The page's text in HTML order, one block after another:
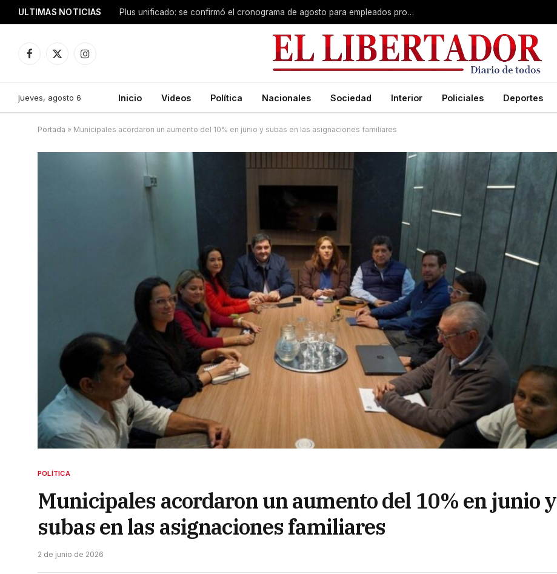
ULTIMAS NOTICIAS Plus unificado: se confirmó el cronograma de agosto para empleados provinciales
Facebook
X
Instagram
jueves, agosto 6 Inicio Videos Política Nacionales Sociedad Interior Policiales Deportes
Portada » Municipales acordaron un aumento del 10% en junio y subas en las asignaciones familiares
POLÍTICA
Municipales acordaron un aumento del 10% en junio y
subas en las asignaciones familiares
2 de junio de 2026